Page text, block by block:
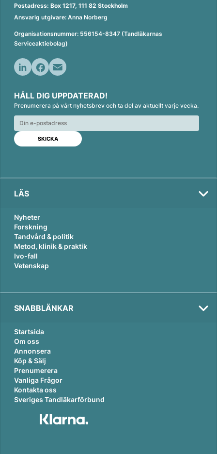
Postadress: Box 1217, 111 82 Stockholm
Ansvarig utgivare: Anna Norberg
Organisationsnummer: 556154-8347 (Tandläkarnas
Serviceaktiebolag)
n
k
e
d
n
c
e
b
o
o
k
a
i
l
HÅLL DIG UPPDATERAD!
Prenumerera på vårt nyhetsbrev och ta del av aktuellt varje vecka.
LÄS
Nyheter
Forskning
Tandvård & politik
Metod, klinik & praktik
Ivo-fall
Vetenskap
SNABBLÄNKAR
Startsida
Om oss
Annonsera
Köp & Sälj
Prenumerera
Vanliga Frågor
Kontakta oss
Sveriges Tandläkarförbund